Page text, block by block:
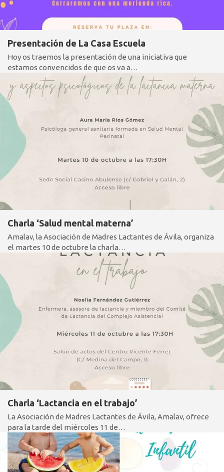
Presentación de La Casa Escuela
Hoy os traemos la presentación de una iniciativa que
estamos convencidos de que os va a…
Charla ‘Salud mental materna’
Amalav, la Asociación de Madres Lactantes de Ávila, organiza
el martes 10 de octubre la charla…
Charla ‘Lactancia en el trabajo’
La Asociación de Madres Lactantes de Ávila, Amalav, ofrece
para la tarde del miércoles 11 de…